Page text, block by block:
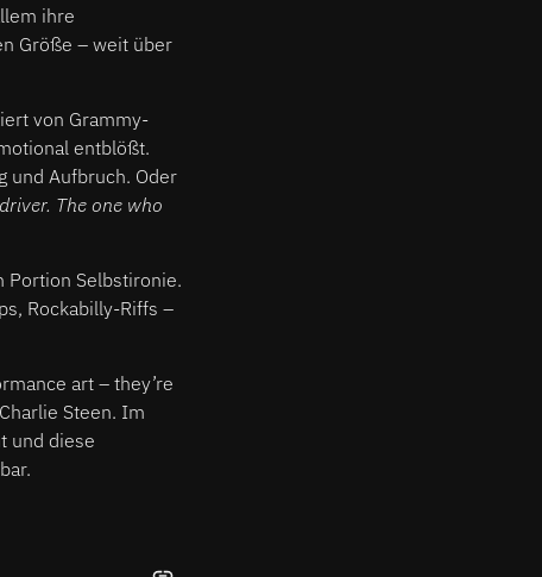
ihre
Größe – weit über
von Grammy-
entblößt.
und Aufbruch. Oder
The one who
Portion Selbstironie.
Rockabilly-Riffs –
art – they’re
Steen. Im
und diese